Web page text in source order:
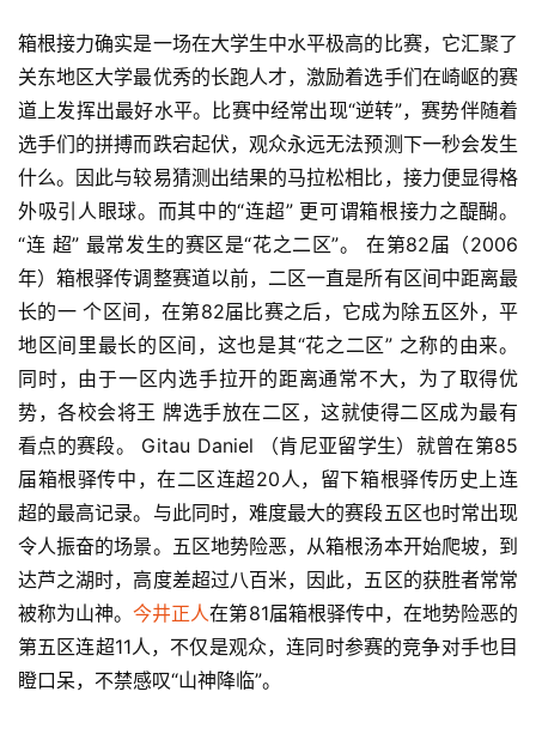
箱根接力确实是一场在大学生中水平极高的比赛，它汇聚了
关东地区大学最优秀的长跑人才，激励着选手们在崎岖的赛
道上发挥出最好水平。比赛中经常出现“逆转”，赛势伴随着
选手们的拼搏而跌宕起伏，观众永远无法预测下一秒会发生
什么。因此与较易猜测出结果的马拉松相比，接力便显得格
外吸引人眼球。而其中的“连超” 更可谓箱根接力之醍醐。
“连 超” 最常发生的赛区是“花之二区”。 在第82届（2006
年）箱根驿传调整赛道以前，二区一直是所有区间中距离最
长的一 个区间，在第82届比赛之后，它成为除五区外，平
地区间里最长的区间，这也是其“花之二区” 之称的由来。
同时，由于一区内选手拉开的距离通常不大，为了取得优
势，各校会将王 牌选手放在二区，这就使得二区成为最有
看点的赛段。 Gitau Daniel （肯尼亚留学生）就曾在第85
届箱根驿传中，在二区连超20人，留下箱根驿传历史上连
超的最高记录。与此同时， 难度最大的赛段五区也时常出现
令人振奋的场景。五区地势险恶，从箱根汤本开始爬坡，到
达芦之湖时，高度差超过八百米，因此，五区的获胜者常常
被称为山神。今井正人在第81届箱根驿传中，在地势险恶的
第五区连超11人，不仅是观众，连同时参赛的竞争对手也目
瞪口呆，不禁感叹“山神降临”。